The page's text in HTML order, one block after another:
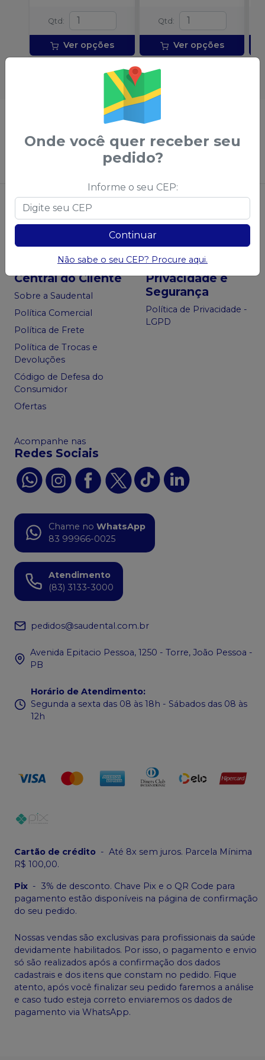
Qtd :
Ver opções
Qtd :
Ver opções
Não achou algum produto?
Saudental
Central do Cliente
Sobre a Saudental
Política Comercial
Política de Frete
Política de Trocas e
Devoluções
Código de Defesa do
Consumidor
Ofertas
Privacidade e
Segurança
Política de Privacidade -
LGPD
Acompanhe nas
Redes Sociais
Chame no WhatsApp
83 99966-0025
Atendimento
(83) 3133-3000
pedidos@saudental.com.br
Avenida Epitacio Pessoa, 1250 - Torre, João Pessoa -
PB
Horário de Atendimento:
Segunda a sexta das 08 às 18h - Sábados das 08 às
12h
Cartão de crédito - Até 8x sem juros. Parcela Mínima
R$ 100,00.
Pix - 3% de desconto. Chave Pix e o QR Code para
pagamento estão disponíveis na página de confirmação
do seu pedido.
Nossas vendas são exclusivas para profissionais da saúde
devidamente habilitados. Por isso, o pagamento e envio
só são realizados após a confirmação dos dados
cadastrais e dos itens que constam no pedido. Fique
atento, após você finalizar seu pedido faremos a análise
e caso tudo esteja correto enviaremos os dados de
pagamento via WhatsApp.
Onde você quer receber seu
pedido?
Informe o seu CEP:
Continuar
Não sabe o seu CEP? Procure aqui.